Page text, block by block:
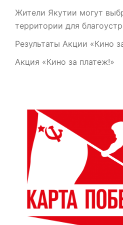
Жители Якутии могут
территории для
Результаты Акции «Кино
Акция «Кино за платеж!»